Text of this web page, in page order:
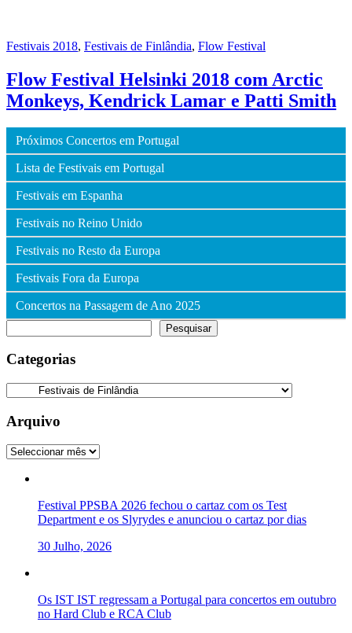
Festivais 2018, Festivais de Finlândia, Flow Festival
Flow Festival Helsinki 2018 com Arctic
Monkeys, Kendrick Lamar e Patti Smith
Próximos Concertos em Portugal
Lista de Festivais em Portugal
Festivais em Espanha
Festivais no Reino Unido
Festivais no Resto da Europa
Festivais Fora da Europa
Concertos na Passagem de Ano 2025
Pesquisar
Categorias
Categorias
Arquivo
Arquivo
Festival PPSBA 2026 fechou o cartaz com os Test
Department e os Slyrydes e anunciou o cartaz por dias
30 Julho, 2026
Os IST IST regressam a Portugal para concertos em outubro
no Hard Club e RCA Club